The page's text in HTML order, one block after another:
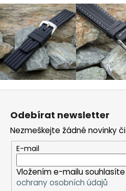
Odebírat newsletter
Nezmeškejte žádné novinky
E-mail
Vložením e-mailu souhlasíte
ochrany osobních údajů